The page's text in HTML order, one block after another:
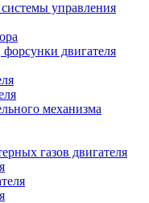
управления
двигателя
механизма
газов двигателя